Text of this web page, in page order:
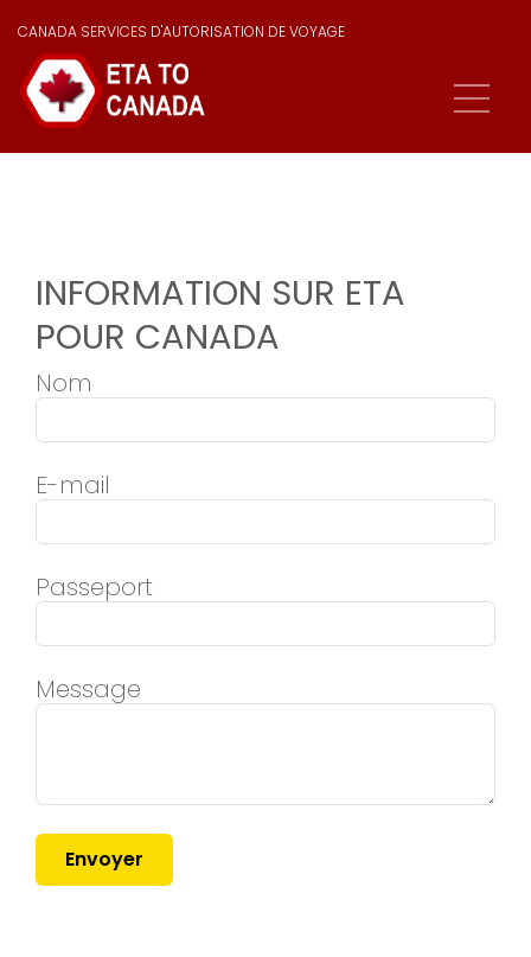
CANADA SERVICES D'AUTORISATION DE VOYAGE
INFORMATION SUR ETA
POUR CANADA
Nom
E-mail
Passeport
Message
Envoyer